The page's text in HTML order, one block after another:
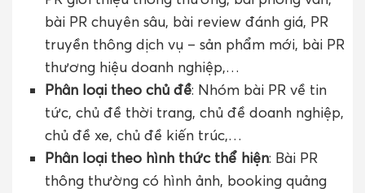
bài PR chuyên sâu, bài review đánh giá, PR
truyền thông dịch vụ – sản phẩm mới, bài PR
thương hiệu doanh nghiệp,…
Phân loại theo chủ đề: Nhóm bài PR về tin
tức, chủ đề thời trang, chủ đề doanh nghiệp,
chủ đề xe, chủ đề kiến trúc,…
Phân loại theo hình thức thể hiện: Bài PR
thông thường có hình ảnh, booking quảng